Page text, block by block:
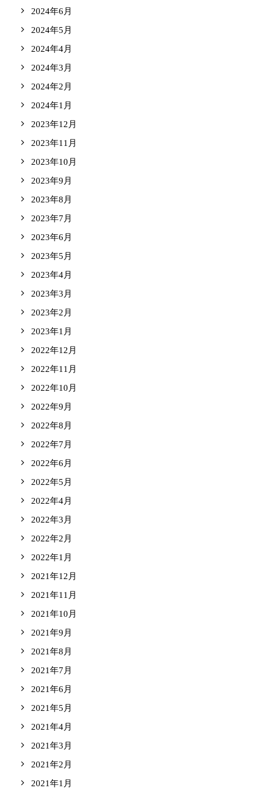
2024年6月
2024年5月
2024年4月
2024年3月
2024年2月
2024年1月
2023年12月
2023年11月
2023年10月
2023年9月
2023年8月
2023年7月
2023年6月
2023年5月
2023年4月
2023年3月
2023年2月
2023年1月
2022年12月
2022年11月
2022年10月
2022年9月
2022年8月
2022年7月
2022年6月
2022年5月
2022年4月
2022年3月
2022年2月
2022年1月
2021年12月
2021年11月
2021年10月
2021年9月
2021年8月
2021年7月
2021年6月
2021年5月
2021年4月
2021年3月
2021年2月
2021年1月